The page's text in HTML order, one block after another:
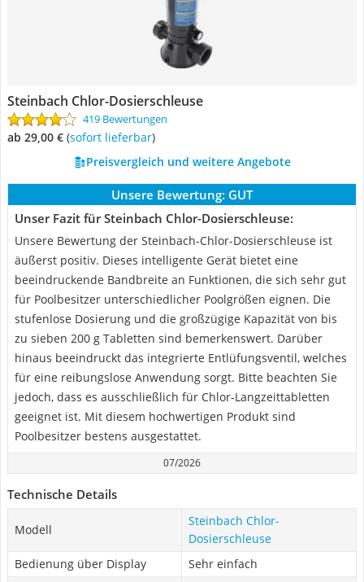
Steinbach Chlor-Dosierschleuse
419 Bewertungen
ab 29,00 € ( Sofort lieferbar)
Preisvergleich und weitere Angebote
Unsere Bewertung: GUT
Unser Fazit für Steinbach Chlor-Dosierschleuse:
Unsere Bewertung der Steinbach-Chlor-Dosierschleuse ist
äußerst positiv. Dieses intelligente Gerät bietet eine
beeindruckende Bandbreite an Funktionen, die sich sehr gut
für Poolbesitzer unterschiedlicher Poolgrößen eignen. Die
stufenlose Dosierung und die großzügige Kapazität von bis
zu sieben 200 g Tabletten sind bemerkenswert. Darüber
hinaus beeindruckt das integrierte Entlüfungsventil, welches
für eine reibungslose Anwendung sorgt. Bitte beachten Sie
jedoch, dass es ausschließlich für Chlor-Langzeittabletten
geeignet ist. Mit diesem hochwertigen Produkt sind
Poolbesitzer bestens ausgestattet.
07/2026
Technische Details
Modell
Steinbach Chlor-
Dosierschleuse
Bedienung über Display
Sehr einfach